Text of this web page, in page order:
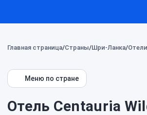
Главная страница Страны Шри-Ланка
Меню по стране
Отель Centauria